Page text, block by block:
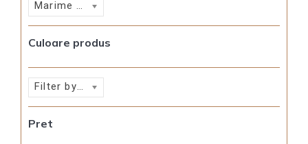
Culoare produs
Pret